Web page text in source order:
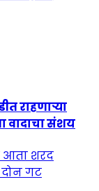
राहणाऱ्या
वादाचा संशय